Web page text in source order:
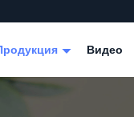
Видео